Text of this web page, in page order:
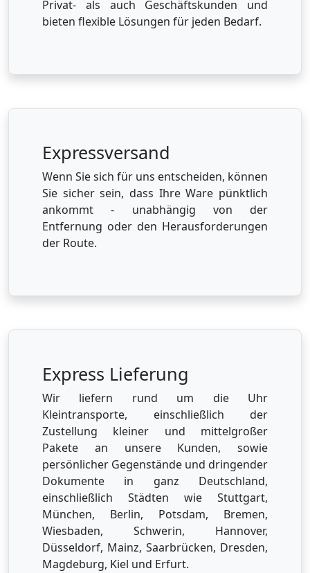
Privat- als auch Geschäftskunden und
bieten flexible Lösungen für jeden Bedarf.
Expressversand
Wenn Sie sich für uns entscheiden, können
Sie sicher sein, dass Ihre Ware pünktlich
ankommt - unabhängig von der
Entfernung oder den Herausforderungen
der Route.
Express Lieferung
Wir liefern rund um die Uhr
Kleintransporte, einschließlich der
Zustellung kleiner und mittelgroßer
Pakete an unsere Kunden, sowie
persönlicher Gegenstände und dringender
Dokumente in ganz Deutschland,
einschließlich Städten wie Stuttgart,
München, Berlin, Potsdam, Bremen,
Wiesbaden, Schwerin, Hannover,
Düsseldorf, Mainz, Saarbrücken, Dresden,
Magdeburg, Kiel und Erfurt.